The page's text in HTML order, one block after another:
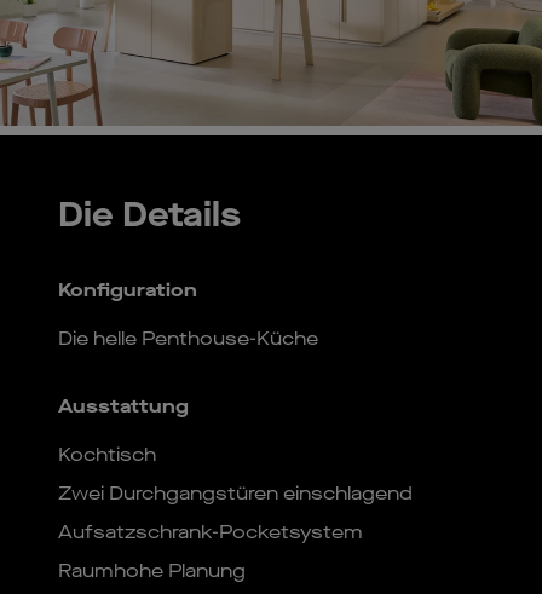
Die Details
Konfiguration
Die helle Penthouse-Küche
Ausstattung
Kochtisch
Zwei Durchgangstüren einschlagend
Aufsatzschrank-Pocketsystem
Raumhohe Planung